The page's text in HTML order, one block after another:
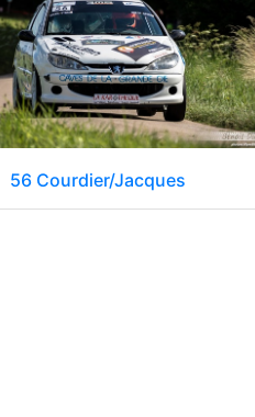
56 Courdier/Jacques